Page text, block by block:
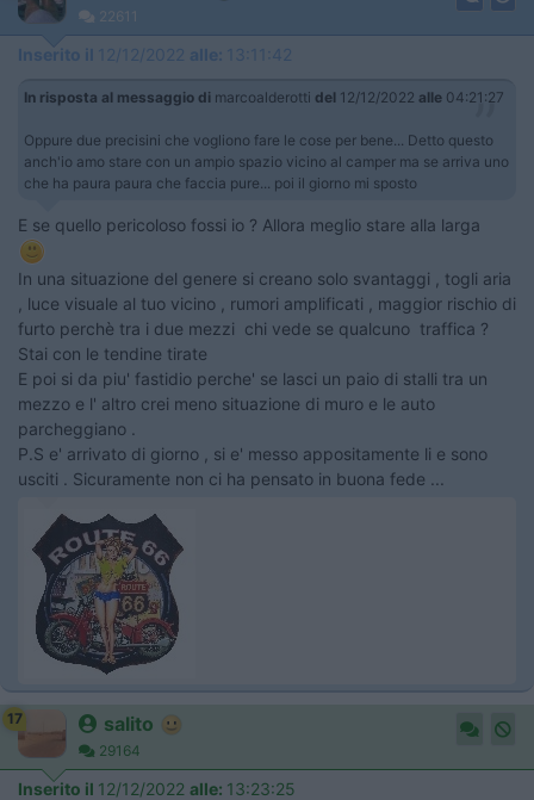
22611
Inserito il 12/12/2022 alle: 13:11:42
In risposta al messaggio di marcoalderotti del 12/12/2022 alle 04:21:27
Oppure due precisini che vogliono fare le cose per bene... Detto questo
anch'io amo stare con un ampio spazio vicino al camper ma se arriva uno
che ha paura paura che faccia pure... poi il giorno mi sposto
E se quello pericoloso fossi io ? Allora meglio stare alla larga
In una situazione del genere si creano solo svantaggi , togli aria
, luce visuale al tuo vicino , rumori amplificati , maggior rischio di
furto perchè tra i due mezzi chi vede se qualcuno traffica ?
Stai con le tendine tirate
E poi si da piu' fastidio perche' se lasci un paio di stalli tra un
mezzo e l' altro crei meno situazione di muro e le auto
parcheggiano .
P.S e' arrivato di giorno , si e' messo appositamente li e sono
usciti . Sicuramente non ci ha pensato in buona fede ...
17 salito
29164
Inserito il 12/12/2022 alle: 13:23:25